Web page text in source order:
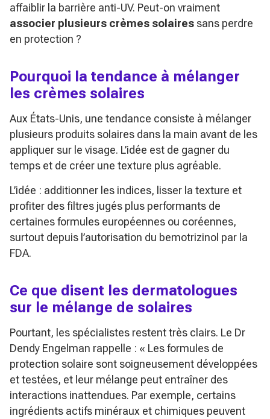
affaiblir la barrière anti-UV. Peut-on vraiment
associer plusieurs crèmes solaires sans perdre
en protection ?
Pourquoi la tendance à mélanger
les crèmes solaires
Aux États-Unis, une tendance consiste à mélanger
plusieurs produits solaires dans la main avant de les
appliquer sur le visage. L’idée est de gagner du
temps et de créer une texture plus agréable.
L’idée : additionner les indices, lisser la texture et
profiter des filtres jugés plus performants de
certaines formules européennes ou coréennes,
surtout depuis l’autorisation du bemotrizinol par la
FDA.
Ce que disent les dermatologues
sur le mélange de solaires
Pourtant, les spécialistes restent très clairs. Le Dr
Dendy Engelman rappelle : « Les formules de
protection solaire sont soigneusement développées
et testées, et leur mélange peut entraîner des
interactions inattendues. Par exemple, certains
ingrédients actifs minéraux et chimiques peuvent